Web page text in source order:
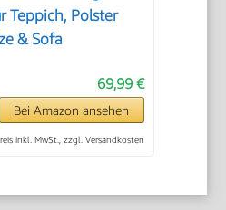
Teppich, Polster
& Sofa
69,99 €
Bei Amazon ansehen
inkl. MwSt., zzgl. Versandkosten